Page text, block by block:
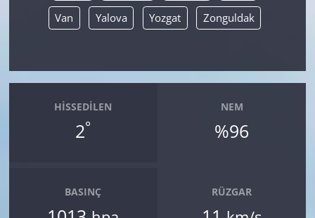
Van Yalova Yozgat Zonguldak
HISSEDILEN
2°
NEM
%96
BASINÇ RÜZGAR